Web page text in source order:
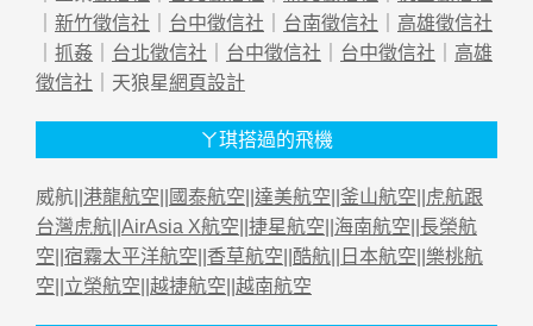
｜ 新竹徵信社 ｜ 台中徵信社 ｜ 台南徵信社 ｜ 高雄徵信社
｜ 抓姦 ｜ 台北徵信社 ｜ 台中徵信社 ｜ 台中徵信社 ｜ 高雄
徵信社 ｜天狼星網頁設計
ㄚ琪搭過的飛機
威航|| 港龍航空 國泰航空 達美航空 釜山航空
虎航跟
台灣虎航 AirAsia X航空 捷星航空 海南航空 長榮航
空 宿霧太平洋航空 香草航空 酷航 日本航空 樂桃航
空 立榮航空 越捷航空 越南航空